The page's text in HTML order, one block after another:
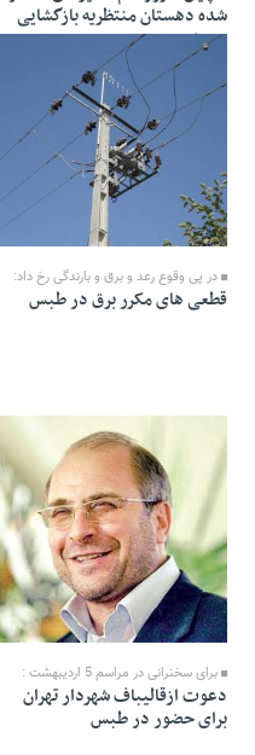
شده دهستان منتظریه بازگشایی
می شود
28 Farvardin 1391 - 11:55
در پی وقوع رعد و برق و بارندگی رخ داد:
قطعی های مکرر برق در طبس
28 Farvardin 1391 - 02:33
برای سخنرانی در مراسم 5 اردیبهشت :
دعوت ازقالیباف شهردار تهران
برای حضور در طبس